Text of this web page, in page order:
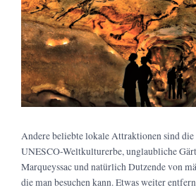
Andere beliebte lokale Attraktionen sind
UNESCO-Weltkulturerbe, unglaubliche
Marqueyssac und natürlich Dutzende von
die man besuchen kann. Etwas weiter